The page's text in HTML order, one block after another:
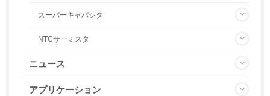
スーパーキャパシタ
NTCサーミスタ
ニュース
アプリケーション